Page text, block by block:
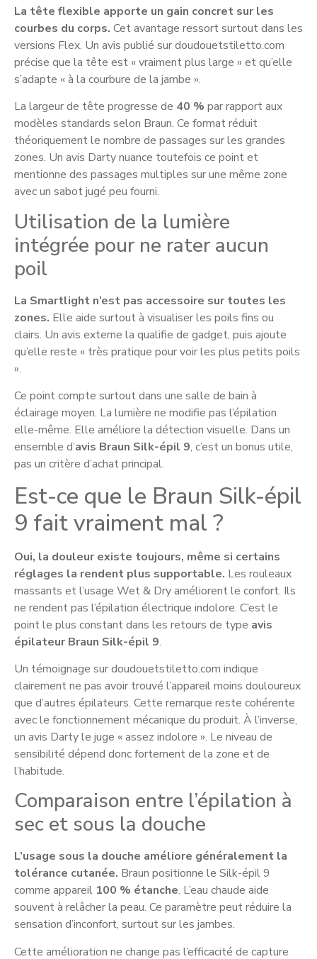
La tête flexible apporte un gain concret sur les
courbes du corps. Cet avantage ressort surtout dans les
versions Flex. Un avis publié sur doudouetstiletto.com
précise que la tête est « vraiment plus large » et qu’elle
s’adapte « à la courbure de la jambe ».
La largeur de tête progresse de 40 % par rapport aux
modèles standards selon Braun. Ce format réduit
théoriquement le nombre de passages sur les grandes
zones. Un avis Darty nuance toutefois ce point et
mentionne des passages multiples sur une même zone
avec un sabot jugé peu fourni.
Utilisation de la lumière
intégrée pour ne rater aucun
poil
La Smartlight n’est pas accessoire sur toutes les
zones. Elle aide surtout à visualiser les poils fins ou
clairs. Un avis externe la qualifie de gadget, puis ajoute
qu’elle reste « très pratique pour voir les plus petits poils
».
Ce point compte surtout dans une salle de bain à
éclairage moyen. La lumière ne modifie pas l’épilation
elle-même. Elle améliore la détection visuelle. Dans un
ensemble d’avis Braun Silk-épil 9, c’est un bonus utile,
pas un critère d’achat principal.
Est-ce que le Braun Silk-épil
9 fait vraiment mal ?
Oui, la douleur existe toujours, même si certains
réglages la rendent plus supportable. Les rouleaux
massants et l’usage Wet & Dry améliorent le confort. Ils
ne rendent pas l’épilation électrique indolore. C’est le
point le plus constant dans les retours de type avis
épilateur Braun Silk-épil 9.
Un témoignage sur doudouetstiletto.com indique
clairement ne pas avoir trouvé l’appareil moins douloureux
que d’autres épilateurs. Cette remarque reste cohérente
avec le fonctionnement mécanique du produit. À l’inverse,
un avis Darty le juge « assez indolore ». Le niveau de
sensibilité dépend donc fortement de la zone et de
l’habitude.
Comparaison entre l’épilation à
sec et sous la douche
L’usage sous la douche améliore généralement la
tolérance cutanée. Braun positionne le Silk-épil 9
comme appareil 100 % étanche. L’eau chaude aide
souvent à relâcher la peau. Ce paramètre peut réduire la
sensation d’inconfort, surtout sur les jambes.
Cette amélioration ne change pas l’efficacité de capture